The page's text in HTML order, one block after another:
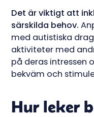
Det är viktigt att
särskilda behov.
med autistiska
aktiviteter med
på deras intressen
bekväm och
Hur leker